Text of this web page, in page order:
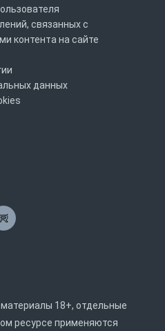
связанных с
контента на сайте
данных
18+, отдельные
ресурсе применяются